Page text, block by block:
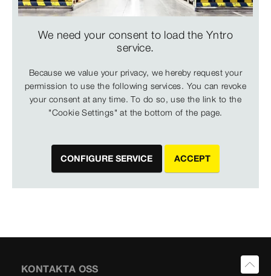
We need your consent to load the Yntro
service.
Because we value your privacy, we hereby request your
permission to use the following services. You can revoke
your consent at any time. To do so, use the link to the
"Cookie Settings" at the bottom of the page.
CONFIGURE SERVICE ACCEPT
KONTAKTA OSS